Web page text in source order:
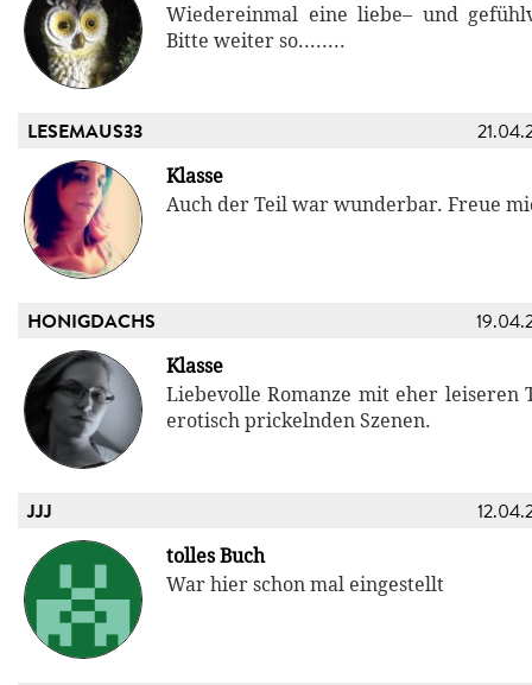
Wiedereinmal eine liebe– und
Bitte weiter so........
LESEMAUS33
Klasse
Auch der Teil war wunderbar. Freue
HONIGDACHS
Klasse
Liebevolle Romanze mit eher leiseren
erotisch prickelnden Szenen.
JJJ
tolles Buch
War hier schon mal eingestellt